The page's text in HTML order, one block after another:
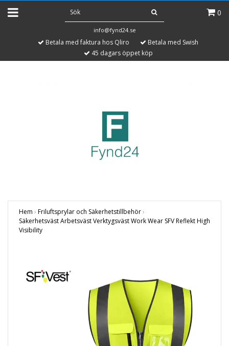
0
info@fynd24.se
Betala med faktura hos Qliro
Betala med Swish
45 dagars öppet köp
Hem › Friluftsprylar och Säkerhetstillbehör›
Säkerhetsväst Arbetsväst Verktygsväst Work Wear SFV Reflekt High
Visibility